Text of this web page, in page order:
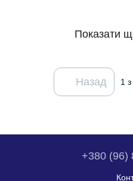
Показати
Назад 1
+380 (96)